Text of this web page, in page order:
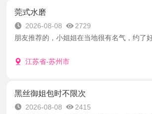
莞式水磨
2026-08-08
2729
朋友推荐的，小姐姐在当地很有名气，约了
江苏省-苏州市
黑丝御姐包时不限次
2026-08-08
2415